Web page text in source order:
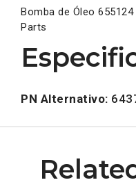
Bomba de Óleo
Parts
PN Alternativo: